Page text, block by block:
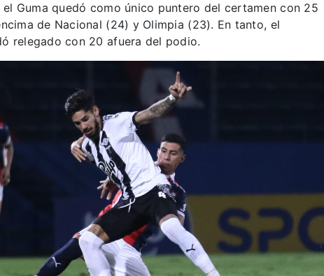
Guma quedó como único puntero del certamen con 25
de Nacional (24) y Olimpia (23). En tanto, el
relegado con 20 afuera del podio.